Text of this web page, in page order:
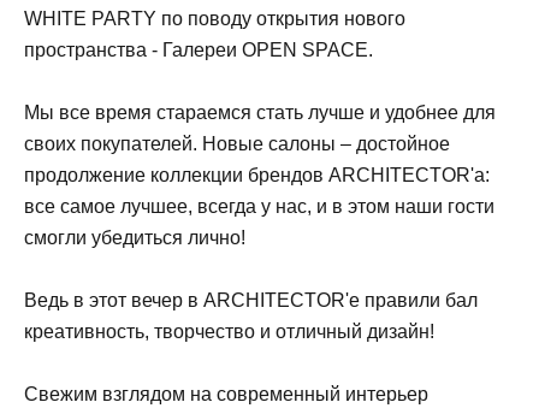
WHITE PARTY по поводу открытия нового
пространства - Галереи OPEN SPACE.
Мы все время стараемся стать лучше и удобнее для
своих покупателей. Новые салоны – достойное
продолжение коллекции брендов ARCHITECTOR'a:
все самое лучшее, всегда у нас, и в этом наши гости
смогли убедиться лично!
Ведь в этот вечер в ARCHITECTOR'е правили бал
креативность, творчество и отличный дизайн!
Свежим взглядом на современный интерьер